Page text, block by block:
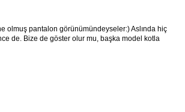
olmuş pantalon görünümündeyseler:) Aslında hiç
de. Bize de göster olur mu, başka model kotla